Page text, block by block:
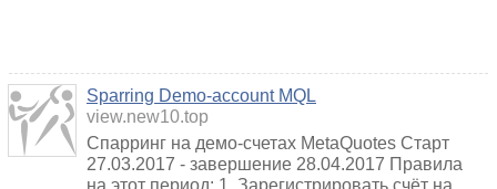
Sparring Demo-account MQL
view.new10.top
Спарринг на демо-счетах MetaQuotes Старт
27.03.2017 - завершение 28.04.2017 Правила
на этот период: 1. Зарегистрировать счёт на